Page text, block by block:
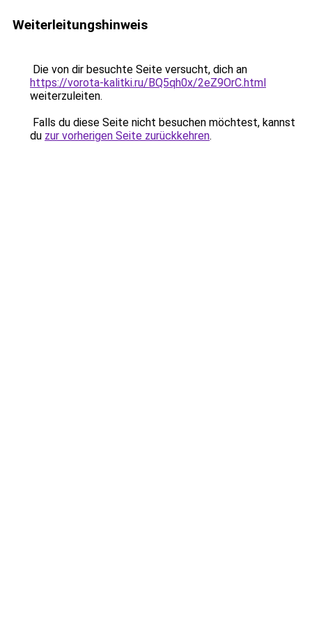
Weiterleitungshinweis
Die von dir besuchte Seite versucht, dich an
https://vorota-kalitki.ru/BQ5qh0x/2eZ9OrC.html
weiterzuleiten.
Falls du diese Seite nicht besuchen möchtest, kannst
du zur vorherigen Seite zurückkehren.